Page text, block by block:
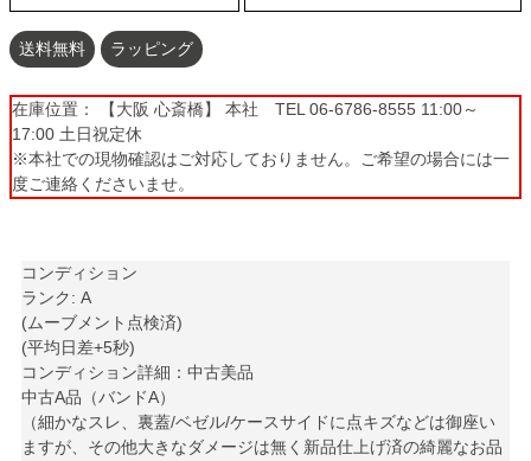
送料無料 ラッピング
在庫位置： 【大阪 心斎橋】 本社 TEL 06-6786-8555 11:00～
17:00 土日祝定休
※本社での現物確認はご対応しておりません。ご希望の場合には一
度ご連絡くださいませ。
コンディション
ランク: A
(ムーブメント点検済)
(平均日差+5秒)
コンディション詳細：中古美品
中古A品（バンドA）
（細かなスレ、裏蓋/ベゼル/ケースサイドに点キズなどは御座い
ますが、その他大きなダメージは無く新品仕上げ済の綺麗なお品